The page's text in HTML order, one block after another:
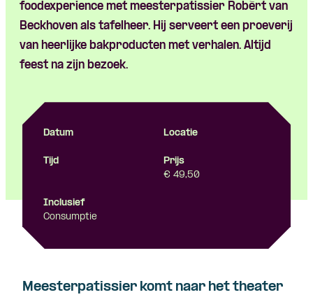
foodexperience met meesterpatissier Robèrt van
Beckhoven als tafelheer. Hij serveert een proeverij
van heerlijke bakproducten met verhalen. Altijd
feest na zijn bezoek.
Datum Locatie
Tijd
Prijs
€ 49,50
Inclusief
Consumptie
Meesterpatissier komt naar het theater